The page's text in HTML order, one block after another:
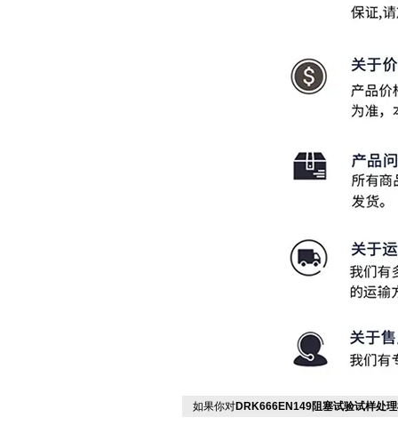
如果你对DRK666EN149阻塞试验试样处